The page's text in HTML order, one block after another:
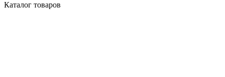
Каталог товаров